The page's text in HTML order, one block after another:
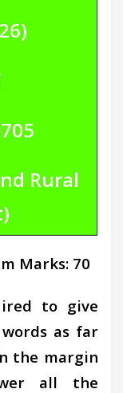
Rural
Marks: 70
to give
as far
the margin
all the